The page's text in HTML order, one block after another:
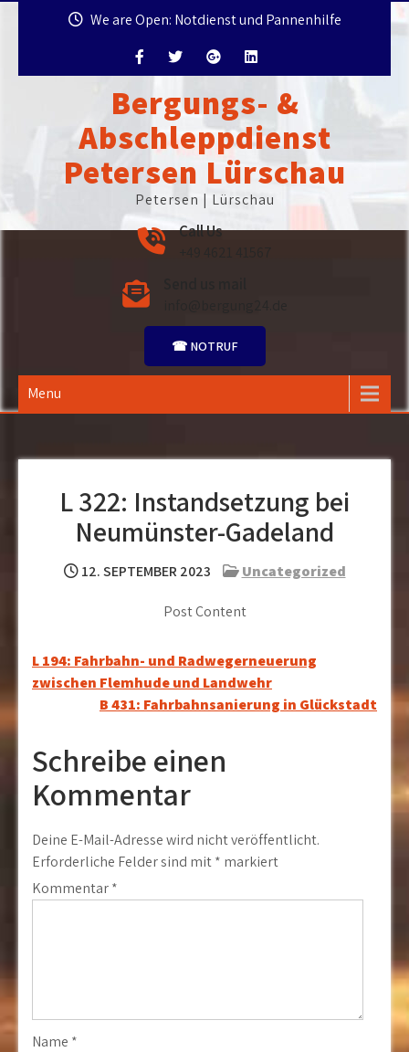
We are Open: Notdienst und Pannenhilfe
Bergungs- &
Abschleppdienst
Petersen Lürschau
Petersen | Lürschau
Call Us
☎ NOTRUF
Menu
L 322: Instandsetzung bei
Neumünster-Gadeland
12. SEPTEMBER 2023 Uncategorized
Post Content
Beitragsnavigation
L 194: Fahrbahn- und Radwegerneuerung
zwischen Flemhude und Landwehr
B 431: Fahrbahnsanierung in Glückstadt
Schreibe einen
Kommentar
Deine E-Mail-Adresse wird nicht veröffentlicht.
Erforderliche Felder sind mit* markiert
Kommentar*
Name *